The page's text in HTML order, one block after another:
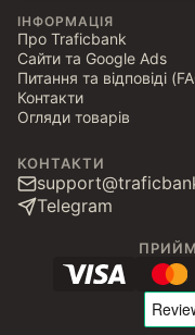
ІНФОРМАЦІЯ
Про Traficbank
Сайти та Google Ads
Питання та відповіді
Контакти
Огляди товарів
КОНТАКТИ
Telegram